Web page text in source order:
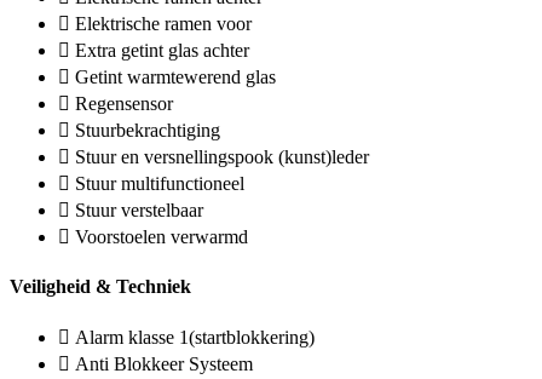
Elektrische ramen voor
Extra getint glas achter
Getint warmtewerend glas
Regensensor
Stuurbekrachtiging
Stuur en versnellingspook (kunst)leder
Stuur multifunctioneel
Stuur verstelbaar
Voorstoelen verwarmd
Veiligheid & Techniek
Alarm klasse 1(startblokkering)
Anti Blokkeer Systeem